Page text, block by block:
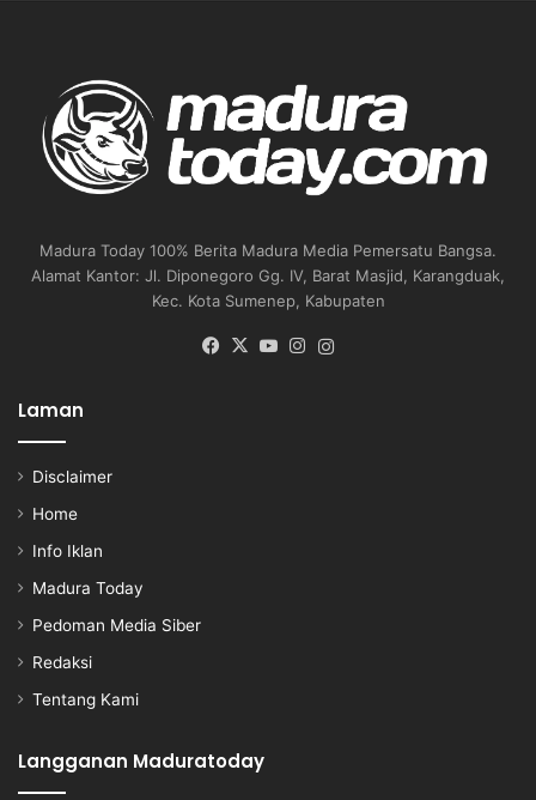
Madura Today 100% Berita Madura Media Pemersatu Bangsa.
Alamat Kantor: Jl. Diponegoro Gg. IV, Barat Masjid, Karangduak,
Kec. Kota Sumenep, Kabupaten
Facebook
X YouTubeInstagram
Laman
Disclaimer
Home
Info Iklan
Madura Today
Pedoman Media Siber
Redaksi
Tentang Kami
Langganan Maduratoday